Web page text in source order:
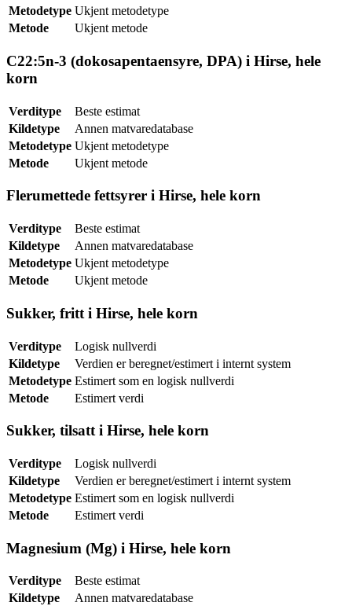
Metodetype Ukjent metodetype
Metode
Ukjent metode
C22:5n-3 (dokosapentaensyre, DPA) i Hirse, hele
korn
Verditype
Beste estimat
Kildetype
Annen matvaredatabase
Metodetype Ukjent metodetype
Metode
Ukjent metode
Flerumettede fettsyrer i Hirse, hele korn
Verditype
Beste estimat
Kildetype
Annen matvaredatabase
Metodetype Ukjent metodetype
Metode
Ukjent metode
Sukker, fritt i Hirse, hele korn
Verditype
Logisk nullverdi
Kildetype
Verdien er beregnet/estimert i internt system
Metodetype Estimert som en logisk nullverdi
Metode
Estimert verdi
Sukker, tilsatt i Hirse, hele korn
Verditype
Logisk nullverdi
Kildetype
Verdien er beregnet/estimert i internt system
Metodetype Estimert som en logisk nullverdi
Metode
Estimert verdi
Magnesium (Mg) i Hirse, hele korn
Verditype
Beste estimat
Kildetype
Annen matvaredatabase